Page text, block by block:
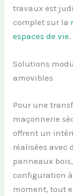
travaux est
complet sur la
espaces de vie.
Solutions
amovibles
Pour une
maçonnerie
offrent un
réalisées avec
panneaux
configuration à
moment, tout